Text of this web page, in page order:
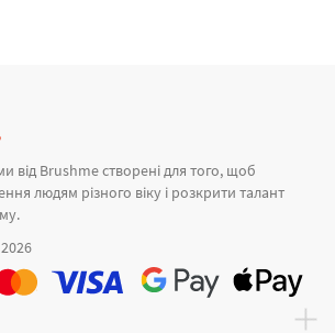
від Brushme створені для того, щоб
людям різного віку і розкрити талант